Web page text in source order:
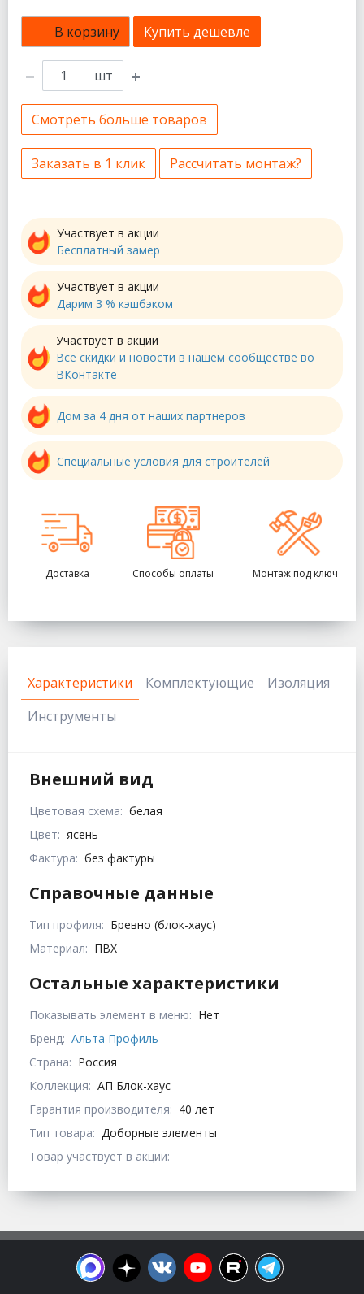
В корзину Купить дешевле
шт
Смотреть больше товаров
Заказать в 1 клик Рассчитать монтаж?
Участвует в акции
Бесплатный замер
Участвует в акции
Дарим 3 % кэшбэком
Участвует в акции
Все скидки и новости в нашем сообществе во
ВКонтакте
Дом за 4 дня от наших партнеров
Специальные условия для строителей
Доставка Способы оплаты Монтаж под ключ
Характеристики Комплектующие
Изоляция
Инструменты
Внешний вид
Цветовая схема: белая
Цвет: ясень
Фактура: без фактуры
Справочные данные
Тип профиля: Бревно (блок-хаус)
Материал: ПВХ
Остальные характеристики
Показывать элемент в меню: Нет
Бренд: Альта Профиль
Страна: Россия
Коллекция: АП Блок-хаус
Гарантия производителя: 40 лет
Тип товара: Доборные элементы
Товар участвует в акции: